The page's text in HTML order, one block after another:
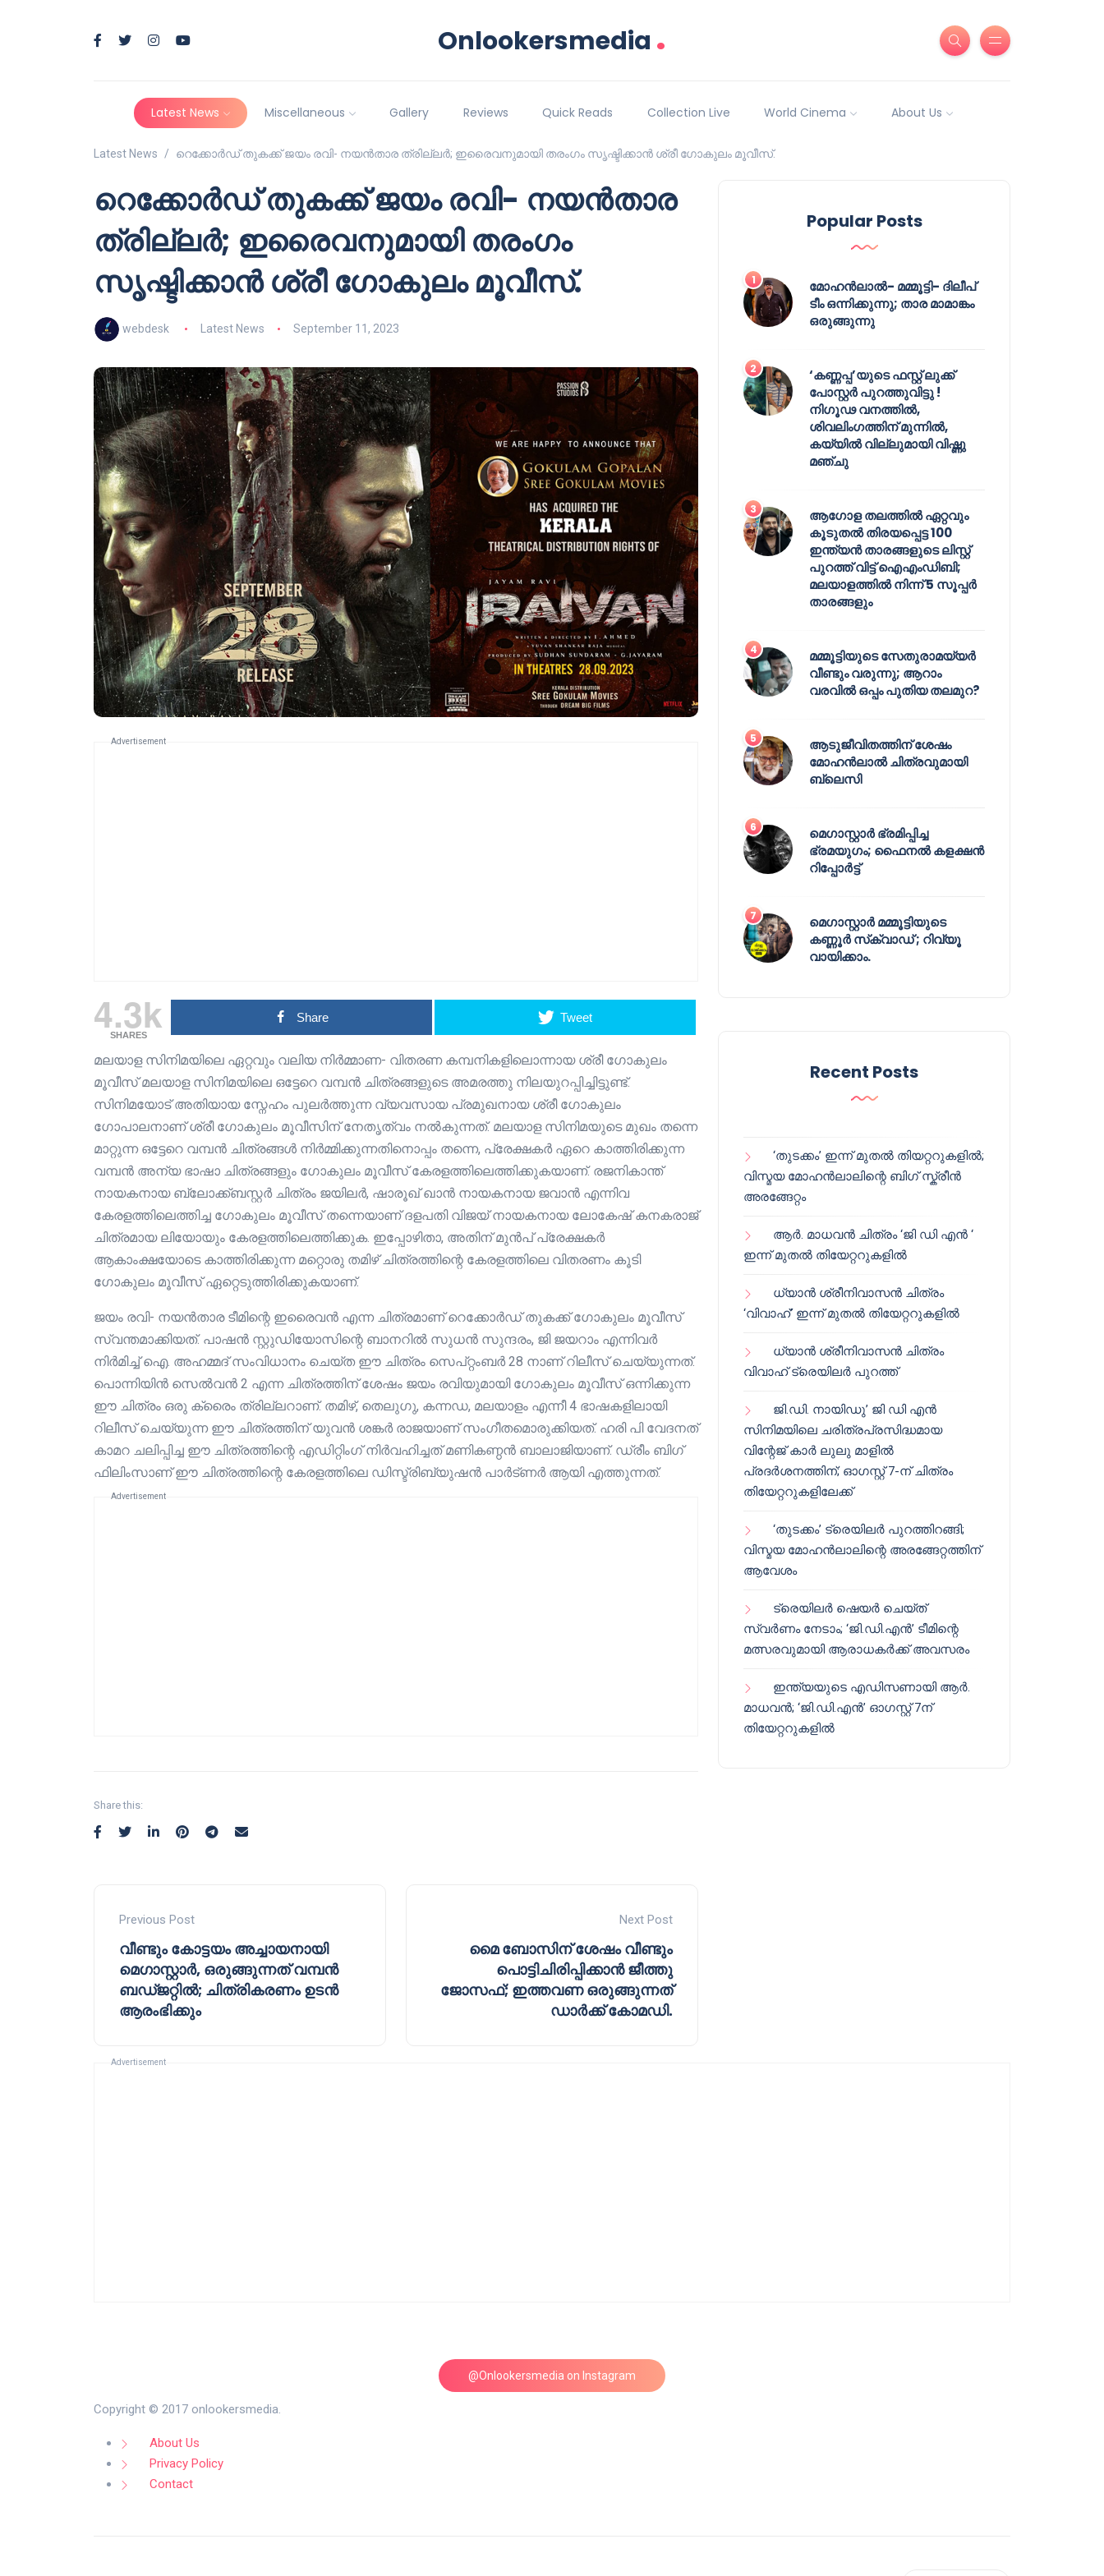
Onlookersmedia .
Latest News Miscellaneous Gallery Reviews Quick Reads Collection Live World Cinema About Us
Latest News റെക്കോർഡ് തുകക്ക് ജയം രവി- നയൻ‌താര ത്രില്ലർ; ഇരൈവനുമായി തരംഗം സൃഷ്ടിക്കാൻ ശ്രീ ഗോകുലം മൂവീസ്.
റെക്കോർഡ് തുകക്ക് ജയം രവി- നയൻ‌താര
ത്രില്ലർ; ഇരൈവനുമായി തരംഗം
സൃഷ്ടിക്കാൻ ശ്രീ ഗോകുലം മൂവീസ്.
webdesk Latest News September 11, 2023
Advertisement
4.3k
SHARES
Share Tweet
മലയാള സിനിമയിലെ ഏറ്റവും വലിയ നിർമ്മാണ- വിതരണ കമ്പനികളിലൊന്നായ ശ്രീ ഗോകുലം
മൂവീസ് മലയാള സിനിമയിലെ ഒട്ടേറെ വമ്പൻ ചിത്രങ്ങളുടെ അമരത്തു നിലയുറപ്പിച്ചിട്ടുണ്ട്.
സിനിമയോട് അതിയായ സ്നേഹം പുലർത്തുന്ന വ്യവസായ പ്രമുഖനായ ശ്രീ ഗോകുലം
ഗോപാലനാണ് ശ്രീ ഗോകുലം മൂവീസിന്‌ നേതൃത്വം നൽകുന്നത്. മലയാള സിനിമയുടെ മുഖം തന്നെ
മാറ്റുന്ന ഒട്ടേറെ വമ്പൻ ചിത്രങ്ങൾ നിർമ്മിക്കുന്നതിനൊപ്പം തന്നെ, പ്രേക്ഷകർ ഏറെ കാത്തിരിക്കുന്ന
വമ്പൻ അന്യ ഭാഷാ ചിത്രങ്ങളും ഗോകുലം മൂവീസ് കേരളത്തിലെത്തിക്കുകയാണ്. രജനികാന്ത്
നായകനായ ബ്ലോക്ക്ബസ്റ്റർ ചിത്രം ജയിലർ, ഷാരൂഖ് ഖാൻ നായകനായ ജവാൻ എന്നിവ
കേരളത്തിലെത്തിച്ച ഗോകുലം മൂവീസ് തന്നെയാണ് ദളപതി വിജയ് നായകനായ ലോകേഷ് കനകരാജ്
ചിത്രമായ ലിയോയും കേരളത്തിലെത്തിക്കുക. ഇപ്പോഴിതാ, അതിന് മുൻപ് പ്രേക്ഷകർ
ആകാംക്ഷയോടെ കാത്തിരിക്കുന്ന മറ്റൊരു തമിഴ് ചിത്രത്തിന്റെ കേരളത്തിലെ വിതരണം കൂടി
ഗോകുലം മൂവീസ് ഏറ്റെടുത്തിരിക്കുകയാണ്.
ജയം രവി- നയൻ‌താര ടീമിന്റെ ഇരൈവൻ എന്ന ചിത്രമാണ് റെക്കോർഡ് തുകക്ക് ഗോകുലം മൂവീസ്
സ്വന്തമാക്കിയത്. പാഷൻ സ്റ്റുഡിയോസിന്റെ ബാനറിൽ സുധൻ സുന്ദരം, ജി ജയറാം എന്നിവർ
നിർമിച്ച് ഐ. അഹമ്മദ്‌ സംവിധാനം ചെയ്ത ഈ ചിത്രം സെപ്റ്റംബർ 28 നാണ് റിലീസ് ചെയ്യുന്നത്.
പൊന്നിയിൻ സെൽവൻ 2 എന്ന ചിത്രത്തിന് ശേഷം ജയം രവിയുമായി ഗോകുലം മൂവീസ് ഒന്നിക്കുന്ന
ഈ ചിത്രം ഒരു ക്രൈം ത്രില്ലറാണ്. തമിഴ്, തെലുഗു, കന്നഡ, മലയാളം എന്നീ 4 ഭാഷകളിലായി
റിലീസ് ചെയ്യുന്ന ഈ ചിത്രത്തിന് യുവൻ ശങ്കർ രാജയാണ് സംഗീതമൊരുക്കിയത്. ഹരി പി വേദനത്
കാമറ ചലിപ്പിച്ച ഈ ചിത്രത്തിന്റെ എഡിറ്റിംഗ് നിർവഹിച്ചത് മണികണ്ഠൻ ബാലാജിയാണ്. ഡ്രീം ബിഗ്
ഫിലിംസാണ് ഈ ചിത്രത്തിന്റെ കേരളത്തിലെ ഡിസ്ട്രിബ്യുഷൻ പാർട്ണർ ആയി എത്തുന്നത്.
Advertisement
Share this:
Previous Post
വീണ്ടും കോട്ടയം അച്ചായനായി
മെഗാസ്റ്റാർ, ഒരുങ്ങുന്നത് വമ്പൻ
ബഡ്ജറ്റിൽ; ചിത്രികരണം ഉടൻ
ആരംഭിക്കും
Next Post
മൈ ബോസിന് ശേഷം വീണ്ടും
പൊട്ടിചിരിപ്പിക്കാൻ ജീത്തു
ജോസഫ്; ഇത്തവണ ഒരുങ്ങുന്നത്
ഡാർക്ക് കോമഡി.
Popular Posts
മോഹൻലാൽ- മമ്മൂട്ടി- ദിലീപ്
ടീം ഒന്നിക്കുന്നു; താര മാമാങ്കം
ഒരുങ്ങുന്നു
‘കണ്ണപ്പ’യുടെ ഫസ്റ്റ് ലുക്ക്
പോസ്റ്റർ പുറത്തുവിട്ടു !
നിഗൂഢ വനത്തിൽ,
ശിവലിംഗത്തിന് മുന്നിൽ,
കയ്യിൽ വില്ലുമായി വിഷ്ണു
മഞ്ചു
ആഗോള തലത്തിൽ ഏറ്റവും
കൂടുതൽ തിരയപ്പെട്ട 100
ഇന്ത്യൻ താരങ്ങളുടെ ലിസ്റ്റ്
പുറത്ത് വിട്ട് ഐഎംഡിബി;
മലയാളത്തിൽ നിന്ന് 5 സൂപ്പർ
താരങ്ങളും
മമ്മൂട്ടിയുടെ സേതുരാമയ്യർ
വീണ്ടും വരുന്നു; ആറാം
വരവിൽ ഒപ്പം പുതിയ തലമുറ?
ആടുജീവിതത്തിന് ശേഷം
മോഹൻലാൽ ചിത്രവുമായി
ബ്ലെസി
മെഗാസ്റ്റാർ ഭ്രമിപ്പിച്ച
ഭ്രമയുഗം; ഫൈനൽ കളക്ഷൻ
റിപ്പോർട്ട്
മെഗാസ്റ്റാർ മമ്മൂട്ടിയുടെ
കണ്ണൂർ സ്‌ക്വാഡ് ; റിവ്യൂ
വായിക്കാം.
Recent Posts
‘തുടക്കം’ ഇന്ന് മുതൽ തിയറ്ററുകളിൽ;
വിസ്മയ മോഹൻലാലിന്റെ ബിഗ് സ്ക്രീൻ
അരങ്ങേറ്റം
ആർ. മാധവൻ ചിത്രം ‘ജി ഡി എൻ ‘
ഇന്ന് മുതൽ തിയേറ്ററുകളിൽ
ധ്യാൻ ശ്രീനിവാസൻ ചിത്രം
‘വിവാഹ്’ ഇന്ന് മുതൽ തിയേറ്ററുകളിൽ
ധ്യാൻ ശ്രീനിവാസൻ ചിത്രം
വിവാഹ് ട്രെയിലർ പുറത്ത്
ജി.ഡി. നായിഡു’ ജി ഡി എൻ
സിനിമയിലെ ചരിത്രപ്രസിദ്ധമായ
വിന്റേജ് കാർ ലുലു മാളിൽ
പ്രദർശനത്തിന്; ഓഗസ്റ്റ് 7-ന് ചിത്രം
തിയേറ്ററുകളിലേക്ക്
‘തുടക്കം’ ട്രെയിലർ പുറത്തിറങ്ങി;
വിസ്മയ മോഹൻലാലിന്റെ അരങ്ങേറ്റത്തിന്
ആവേശം
ട്രെയിലർ ഷെയർ ചെയ്‌ത്
സ്വർണം നേടാം; ‘ജി.ഡി.എൻ’ ടീമിന്റെ
മത്സരവുമായി ആരാധകർക്ക് അവസരം
ഇന്ത്യയുടെ എഡിസണായി ആർ.
മാധവൻ; ‘ജി.ഡി.എൻ’ ഓഗസ്റ്റ് 7ന്
തിയേറ്ററുകളിൽ
Advertisement
@Onlookersmedia on Instagram
Follow on Instagram
Copyright © 2017 onlookersmedia.
About Us
Privacy Policy
Contact